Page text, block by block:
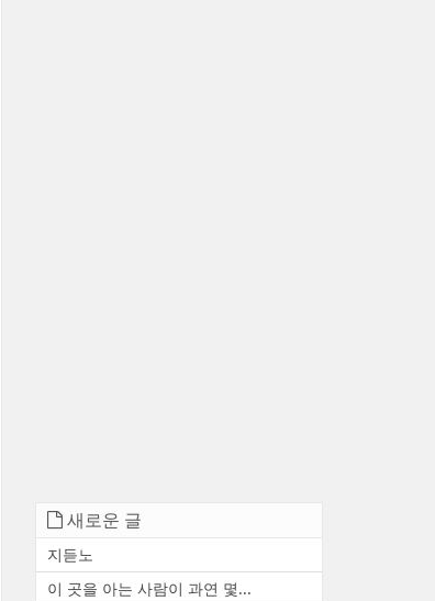
새로운 글
지듣노
이 곳을 아는 사람이 과연 몇...